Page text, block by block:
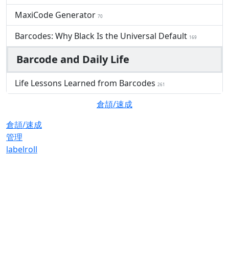
MaxiCode Generator 70
Barcodes: Why Black Is the Universal Default 169
Barcode and Daily Life
Life Lessons Learned from Barcodes 261
倉頡/速成
倉頡/速成
管理
labelroll